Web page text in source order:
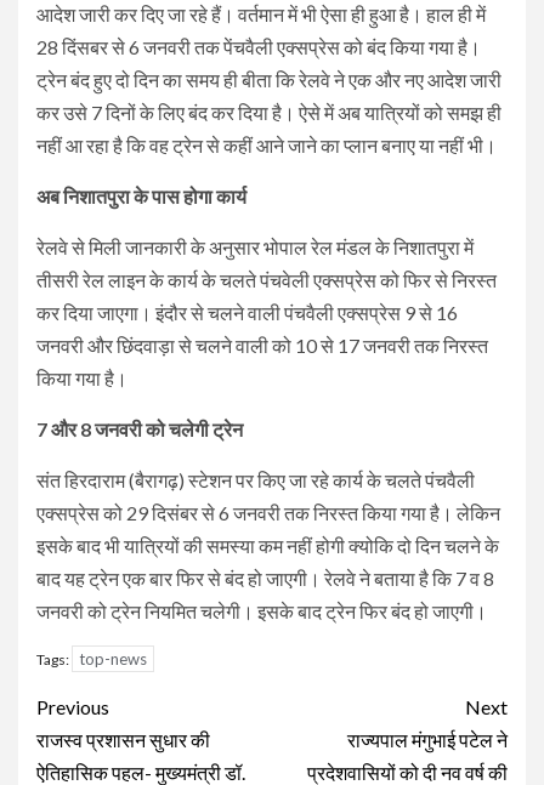
आदेश जारी कर दिए जा रहे हैं। वर्तमान में भी ऐसा ही हुआ है। हाल ही में
28 दिंसबर से 6 जनवरी तक पेंचवैली एक्सप्रेस को बंद किया गया है।
ट्रेन बंद हुए दो दिन का समय ही बीता कि रेलवे ने एक और नए आदेश जारी
कर उसे 7 दिनों के लिए बंद कर दिया है। ऐसे में अब यात्रियों को समझ ही
नहीं आ रहा है कि वह ट्रेन से कहीं आने जाने का प्लान बनाए या नहीं भी।
अब निशातपुरा के पास होगा कार्य
रेलवे से मिली जानकारी के अनुसार भोपाल रेल मंडल के निशातपुरा में
तीसरी रेल लाइन के कार्य के चलते पंचवेली एक्सप्रेस को फिर से निरस्त
कर दिया जाएगा। इंदौर से चलने वाली पंचवैली एक्सप्रेस 9 से 16
जनवरी और छिंदवाड़ा से चलने वाली को 10 से 17 जनवरी तक निरस्त
किया गया है।
7 और 8 जनवरी को चलेगी ट्रेन
संत हिरदाराम (बैरागढ़) स्टेशन पर किए जा रहे कार्य के चलते पंचवैली
एक्सप्रेस को 29 दिसंबर से 6 जनवरी तक निरस्त किया गया है। लेकिन
इसके बाद भी यात्रियों की समस्या कम नहीं होगी क्योकि दो दिन चलने के
बाद यह ट्रेन एक बार फिर से बंद हो जाएगी। रेलवे ने बताया है कि 7 व 8
जनवरी को ट्रेन नियमित चलेगी। इसके बाद ट्रेन फिर बंद हो जाएगी।
Tags: top-news
Continue
Reading
Previous
राजस्व प्रशासन सुधार की
ऐतिहासिक पहल- मुख्यमंत्री डॉ.
Next
राज्यपाल मंगुभाई पटेल ने
प्रदेशवासियों को दी नव वर्ष की